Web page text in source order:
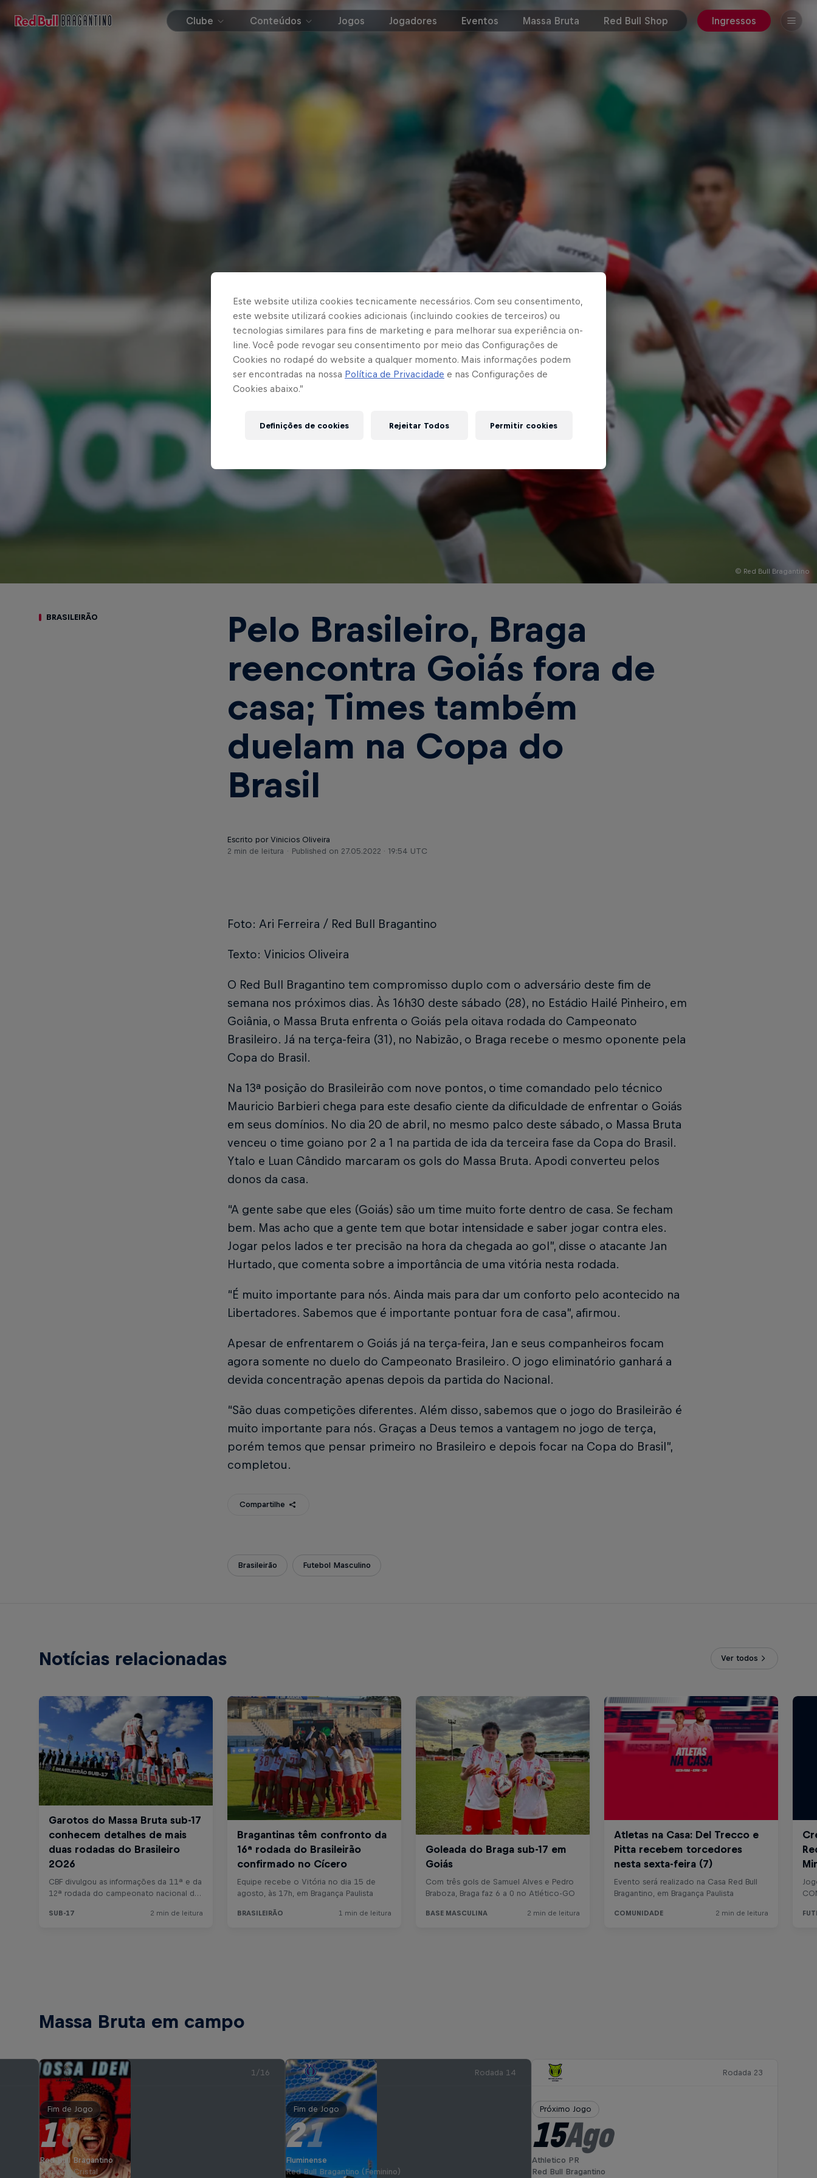
Clube Conteúdos Jogos Jogadores Eventos Massa Bruta Red Bull Shop Ingressos
© Red Bull Bragantino
BRASILEIRÃO
Pelo Brasileiro, Braga
reencontra Goiás fora de
casa; Times também
duelam na Copa do
Brasil
Escrito por Vinicios Oliveira
2 min de leitura
Published on 27.05.2022 · 19:54 UTC
Foto: Ari Ferreira / Red Bull Bragantino
Texto: Vinicios Oliveira
O Red Bull Bragantino tem compromisso duplo com o adversário deste fim de
semana nos próximos dias. Às 16h30 deste sábado (28), no Estádio Hailé Pinheiro, em
Goiânia, o Massa Bruta enfrenta o Goiás pela oitava rodada do Campeonato
Brasileiro. Já na terça-feira (31), no Nabizão, o Braga recebe o mesmo oponente pela
Copa do Brasil.
Na 13ª posição do Brasileirão com nove pontos, o time comandado pelo técnico
Mauricio Barbieri chega para este desafio ciente da dificuldade de enfrentar o Goiás
em seus domínios. No dia 20 de abril, no mesmo palco deste sábado, o Massa Bruta
venceu o time goiano por 2 a 1 na partida de ida da terceira fase da Copa do Brasil.
Ytalo e Luan Cândido marcaram os gols do Massa Bruta. Apodi converteu pelos
donos da casa.
“A gente sabe que eles (Goiás) são um time muito forte dentro de casa. Se fecham
bem. Mas acho que a gente tem que botar intensidade e saber jogar contra eles.
Jogar pelos lados e ter precisão na hora da chegada ao gol”, disse o atacante Jan
Hurtado, que comenta sobre a importância de uma vitória nesta rodada.
“É muito importante para nós. Ainda mais para dar um conforto pelo acontecido na
Libertadores. Sabemos que é importante pontuar fora de casa”, afirmou.
Apesar de enfrentarem o Goiás já na terça-feira, Jan e seus companheiros focam
agora somente no duelo do Campeonato Brasileiro. O jogo eliminatório ganhará a
devida concentração apenas depois da partida do Nacional.
“São duas competições diferentes. Além disso, sabemos que o jogo do Brasileirão é
muito importante para nós. Graças a Deus temos a vantagem no jogo de terça,
porém temos que pensar primeiro no Brasileiro e depois focar na Copa do Brasil”,
completou.
Compartilhe
Brasileirão Futebol Masculino
Notícias relacionadas Ver todos
Massa Bruta em campo
1/16
Fim de Jogo
1-0
Red Bull Bragantino
Sporting Cristal
Rodada 14
Fim de Jogo
2-1
Fluminense
Red Bull Bragantino (Feminino)
Rodada 23
Próximo Jogo
15Ago
Athletico PR
Red Bull Bragantino
Este website utiliza cookies tecnicamente necessários. Com seu consentimento,
este website utilizará cookies adicionais (incluindo cookies de terceiros) ou
tecnologias similares para fins de marketing e para melhorar sua experiência on-
line. Você pode revogar seu consentimento por meio das Configurações de
Cookies no rodapé do website a qualquer momento. Mais informações podem
ser encontradas na nossa Política de Privacidade e nas Configurações de
Cookies abaixo.”
Definições de cookies Rejeitar Todos Permitir cookies